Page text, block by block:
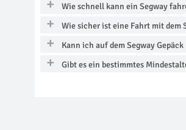
Wie schnell kann ein Segway
Wie sicher ist eine Fahrt mit dem
Kann ich auf dem Segway
Gibt es ein bestimmtes